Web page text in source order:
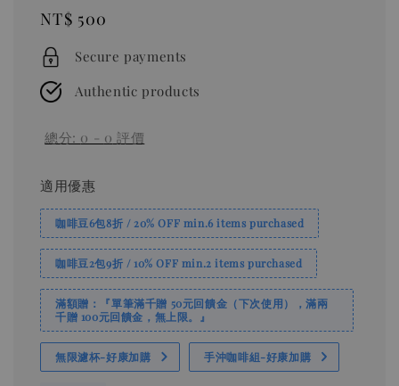
Regular
price
NT$ 500
Secure payments
Authentic products
總分: 0 - 0 評價
適用優惠
咖啡豆6包8折 / 20% OFF min.6 items purchased
咖啡豆2包9折 / 10% OFF min.2 items purchased
滿額贈：『單筆滿千贈 50元回饋金（下次使用），滿兩
千贈 100元回饋金，無上限。』
無限濾杯-好康加購 手沖咖啡組-好康加購